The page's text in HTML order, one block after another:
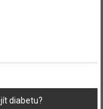
diabetu?